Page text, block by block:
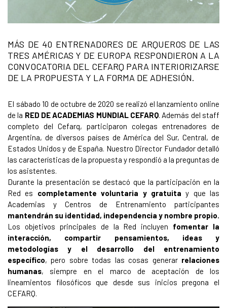
MÁS DE 40 ENTRENADORES DE ARQUEROS DE LAS
TRES AMÉRICAS Y DE EUROPA RESPONDIERON A LA
CONVOCATORIA DEL CEFARQ PARA INTERIORIZARSE
DE LA PROPUESTA Y LA FORMA DE ADHESIÓN.
El sábado 10 de octubre de 2020 se realizó el lanzamiento online
de la RED DE ACADEMIAS MUNDIAL CEFARQ. Además del staff
completo del Cefarq, participaron colegas entrenadores de
Argentina, de diversos países de América del Sur, Central, de
Estados Unidos y de España. Nuestro Director Fundador detalló
las características de la propuesta y respondió a la preguntas de
los asistentes.
Durante la presentación se destacó que la participación en la
Red es completamente voluntaria y gratuita y que las
Academias y Centros de Entrenamiento participantes
mantendrán su identidad, independencia y nombre propio.
Los objetivos principales de la Red incluyen fomentar la
interacción, compartir pensamientos, ideas y
metodologías y el desarrollo del entrenamiento
específico, pero sobre todas las cosas generar relaciones
humanas, siempre en el marco de aceptación de los
lineamientos filosóficos que desde sus inicios pregona el
CEFARQ.